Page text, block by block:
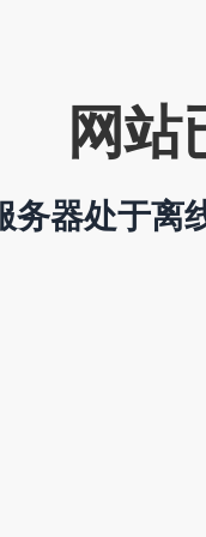
网站
务器处于离